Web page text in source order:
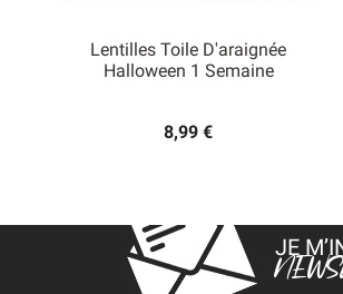
Lentilles Toile D'araignée
Halloween 1 Semaine
8,99 €
Aperçu rapide
JE